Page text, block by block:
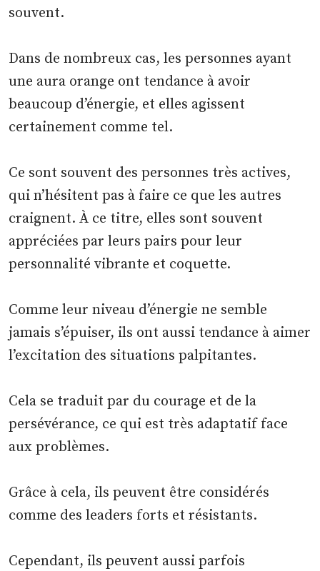
souvent.
Dans de nombreux cas, les personnes ayant
une aura orange ont tendance à avoir
beaucoup d’énergie, et elles agissent
certainement comme tel.
Ce sont souvent des personnes très actives,
qui n’hésitent pas à faire ce que les autres
craignent. À ce titre, elles sont souvent
appréciées par leurs pairs pour leur
personnalité vibrante et coquette.
Comme leur niveau d’énergie ne semble
jamais s’épuiser, ils ont aussi tendance à aimer
l’excitation des situations palpitantes.
Cela se traduit par du courage et de la
persévérance, ce qui est très adaptatif face
aux problèmes.
Grâce à cela, ils peuvent être considérés
comme des leaders forts et résistants.
Cependant, ils peuvent aussi parfois